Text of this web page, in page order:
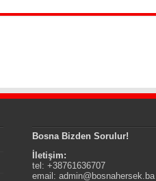
Bosna Bizden Sorulur!
İletişim:
tel: +38761636707
email:admin@bosnahersek.ba